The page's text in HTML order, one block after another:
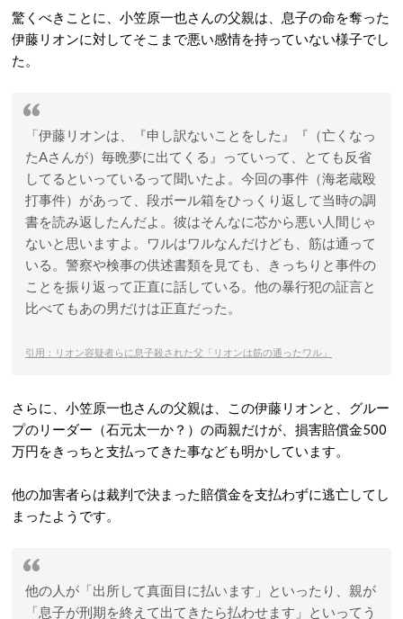
驚くべきことに、小笠原一也さんの父親は、息子の命を奪った
伊藤リオンに対してそこまで悪い感情を持っていない様子でし
た。
「伊藤リオンは、『申し訳ないことをした』『（亡くなっ
たAさんが）毎晩夢に出てくる』っていって、とても反省
してるといっているって聞いたよ。今回の事件（海老蔵殴
打事件）があって、段ボール箱をひっくり返して当時の調
書を読み返したんだよ。彼はそんなに芯から悪い人間じゃ
ないと思いますよ。ワルはワルなんだけども、筋は通って
いる。警察や検事の供述書類を見ても、きっちりと事件の
ことを振り返って正直に話している。他の暴行犯の証言と
比べてもあの男だけは正直だった。
引用：リオン容疑者らに息子殺された父「リオンは筋の通ったワル」
さらに、小笠原一也さんの父親は、この伊藤リオンと、グルー
プのリーダー（石元太一か？）の両親だけが、損害賠償金500
万円をきっちと支払ってきた事なども明かしています。
他の加害者らは裁判で決まった賠償金を支払わずに逃亡してし
まったようです。
他の人が「出所して真面目に払います」といったり、親が
「息子が刑期を終えて出てきたら払わせます」といってう